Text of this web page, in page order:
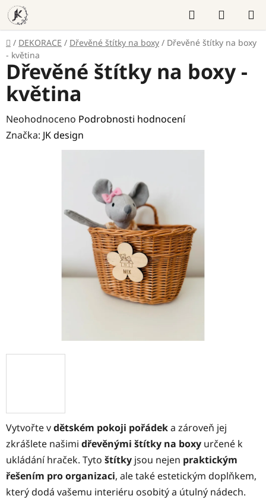
Přejít
na
obsah
Hledat
KOŠÍK
Domů
/ DEKORACE / Dřevěné štítky na boxy / Dřevěné štítky na boxy
- květina
Vytvořte vdětském pokoji pořádeka zároveň jej
zkrášlete našimi dřevěnými štítky na boxy určené k
ukládání hraček. Tyto štítky jsou nejen praktickým
řešením pro organizaci, ale také estetickým doplňkem,
který dodá vašemu interiéru osobitý a útulný nádech.
Dřevěné štítky na boxy -
květina
Průměrné
hodnocení
Neohodnoceno Podrobnosti hodnocení
Značka: JK design